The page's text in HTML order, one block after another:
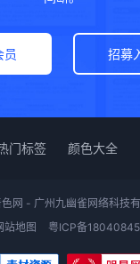
员 招募
门标签 颜色大全
网 - 广州九幽雀网络科技
站地图
粤ICP备